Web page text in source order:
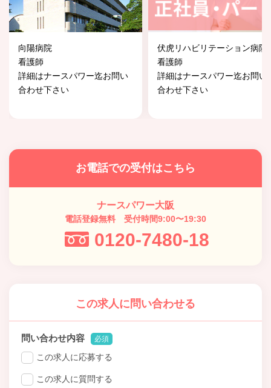
向陽病院
看護師
詳細はナースパワー迄お問い
合わせ下さい
伏虎リハビリテーション病院
看護師
詳細はナースパワー迄お問い
合わせ下さい
お電話での受付はこちら
ナースパワー大阪
電話登録無料 受付時間9:00〜19:30
0120-7480-18
この求人に問い合わせる
問い合わせ内容 必須
この求人に応募する
この求人に質問する